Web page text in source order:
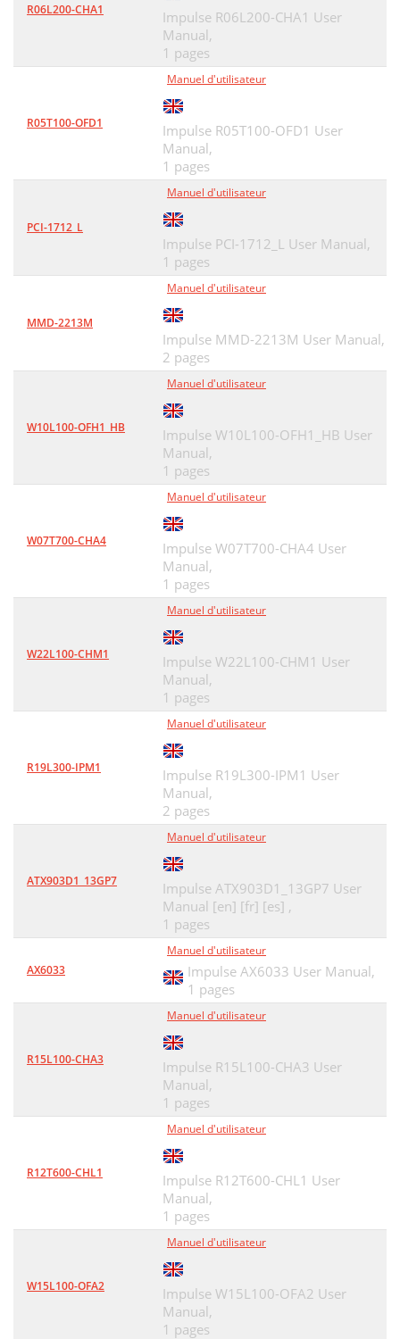
R06L200-CHA1
Impulse R06L200-CHA1 User
Manual,
1 pages
R05T100-OFD1
Manuel d'utilisateur
Impulse R05T100-OFD1 User
Manual,
1 pages
PCI-1712_L
Manuel d'utilisateur
Impulse PCI-1712_L User Manual,
1 pages
MMD-2213M
Manuel d'utilisateur
Impulse MMD-2213M User Manual,
2 pages
W10L100-OFH1_HB
Manuel d'utilisateur
Impulse W10L100-OFH1_HB User
Manual,
1 pages
W07T700-CHA4
Manuel d'utilisateur
Impulse W07T700-CHA4 User
Manual,
1 pages
W22L100-CHM1
Manuel d'utilisateur
Impulse W22L100-CHM1 User
Manual,
1 pages
R19L300-IPM1
Manuel d'utilisateur
Impulse R19L300-IPM1 User
Manual,
2 pages
ATX903D1_13GP7
Manuel d'utilisateur
Impulse ATX903D1_13GP7 User
Manual [en] [fr] [es] ,
1 pages
AX6033
Manuel d'utilisateur
Impulse AX6033 User Manual,
1 pages
R15L100-CHA3
Manuel d'utilisateur
Impulse R15L100-CHA3 User
Manual,
1 pages
R12T600-CHL1
Manuel d'utilisateur
Impulse R12T600-CHL1 User
Manual,
1 pages
W15L100-OFA2
Manuel d'utilisateur
Impulse W15L100-OFA2 User
Manual,
1 pages